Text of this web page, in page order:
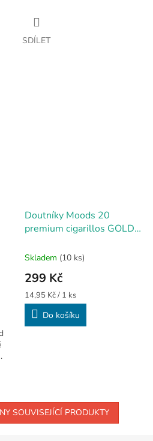
SDÍLET
Doutníky Moods 20
premium cigarillos GOLD
Skladem (10 ks)
299 Kč
Měrná
cena:
14,95 Kč / 1 ks
Do košíku
SOUVISEJÍCÍ PRODUKTY